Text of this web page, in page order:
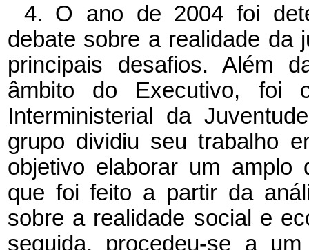
4. O ano de 2004 foi
debate sobre a realidade da
principais desafios. Além
âmbito do Executivo, foi
Interministerial da
grupo dividiu seu trabalho
objetivo elaborar um amplo
que foi feito a partir da
sobre a realidade social e
seguida, procedeu-se a